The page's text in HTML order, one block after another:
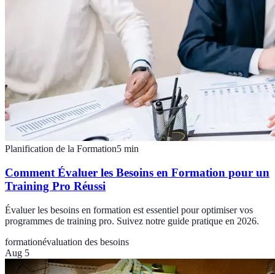
Planification de la Formation5 min
Comment Évaluer les Besoins en Formation pour un
Training Pro Réussi
Évaluer les besoins en formation est essentiel pour optimiser vos
programmes de training pro. Suivez notre guide pratique en 2026.
formationévaluation des besoins
Aug 5